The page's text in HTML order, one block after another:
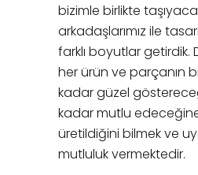
bizimle birlikte
arkadaşlarımız ile
farklı boyutlar getirdik.
her ürün ve parçanın
kadar güzel
kadar mutlu
üretildiğini bilmek ve
mutluluk vermektedir.